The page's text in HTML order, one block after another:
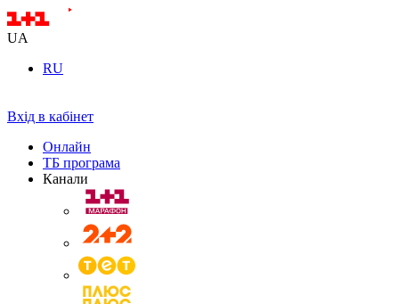
UA
RU
Вхід в кабінет
Онлайн
ТБ програма
Канали